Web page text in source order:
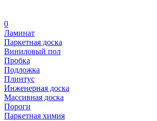
0
Ламинат
Паркетная доска
Виниловый пол
Пробка
Подложка
Плинтус
Инженерная доска
Массивная доска
Пороги
Паркетная химия